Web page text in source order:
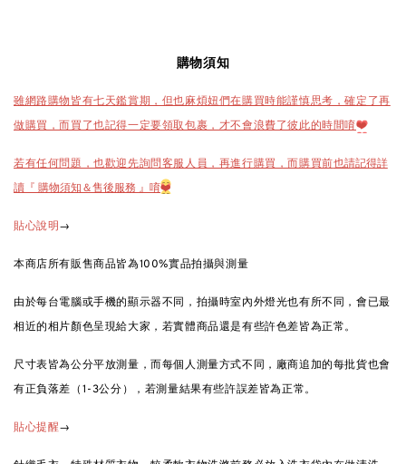
購物須知
雖網路購物皆有七天鑑賞期，但也麻煩妞們在購買時能謹慎思考，確定了再
做購買，而買了也記得一定要領取包裹，才不會浪費了彼此的時間唷❤️
若有任何問題，也歡迎先詢問客服人員，再進行購買，而購買前也請記得詳
讀『 購物須知＆售後服務 』唷❤️
貼心說明→
本商店所有販售商品皆為100%實品拍攝與測量
由於每台電腦或手機的顯示器不同，拍攝時室內外燈光也有所不同，會已最
相近的相片顏色呈現給大家，若實體商品還是有些許色差皆為正常。
尺寸表皆為公分平放測量，而每個人測量方式不同，廠商追加的每批貨也會
有正負落差（1-3公分），若測量結果有些許誤差皆為正常。
貼心提醒→